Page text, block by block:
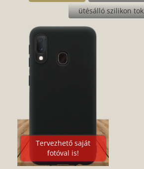
ütésálló szilikon tok
Tervezhető saját
fotóval is!